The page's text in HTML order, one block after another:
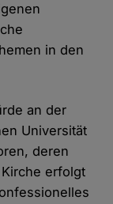
in den
an der
Universität
deren
erfolgt